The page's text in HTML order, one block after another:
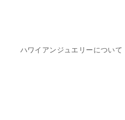
ハワイアンジュエリーについて